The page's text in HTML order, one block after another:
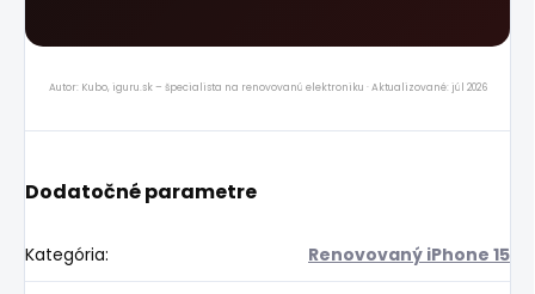
Autor: Kubo, iguru.sk – špecialista na renovovanú elektroniku · Aktualizované: júl 2026
Dodatočné parametre
Kategória: Renovovaný iPhone 15